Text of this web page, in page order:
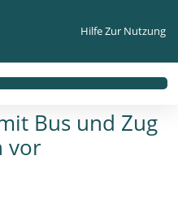
Hilfe Zur Nutzung
Bus und Zug
vor